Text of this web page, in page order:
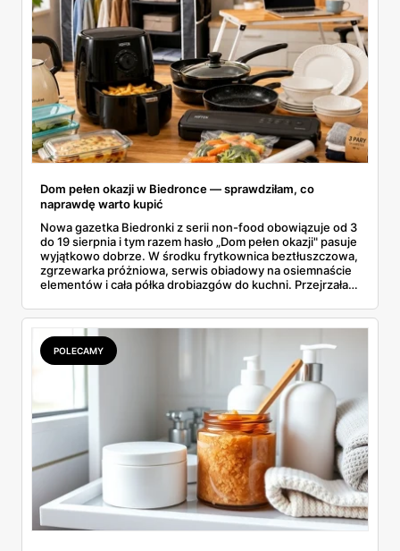
Dom pełen okazji w Biedronce — sprawdziłam, co
naprawdę warto kupić
Nowa gazetka Biedronki z serii non-food obowiązuje od 3
do 19 sierpnia i tym razem hasło „Dom pełen okazji" pasuje
wyjątkowo dobrze. W środku frytkownica beztłuszczowa,
zgrzewarka próżniowa, serwis obiadowy na osiemnaście
elementów i cała półka drobiazgów do kuchni. Przejrzałam
się przy półce z samego rana.
POLECAMY